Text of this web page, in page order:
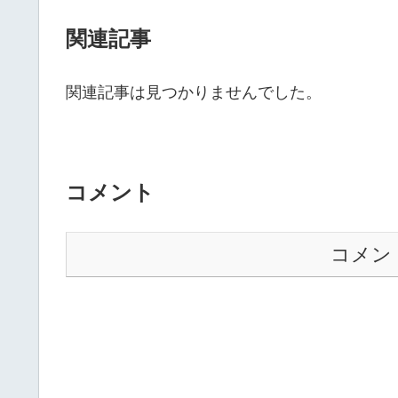
関連記事
関連記事は見つかりませんでした。
コメント
コメン